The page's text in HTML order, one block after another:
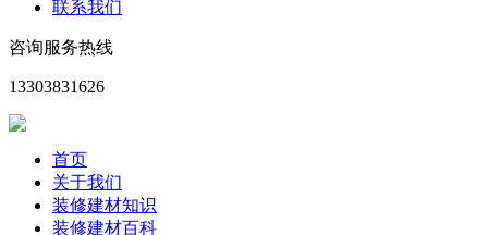
联系我们
咨询服务热线
13303831626
首页
关于我们
装修建材知识
装修建材百科